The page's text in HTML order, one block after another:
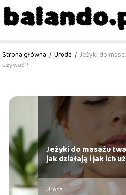
Strona główna / Uroda / Jeżyki do
używać?
Jeżyki do masażu
jak działają i jak ich
Uroda